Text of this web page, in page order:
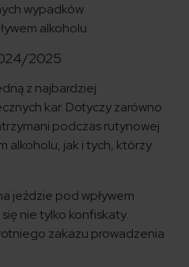
wypadków
alkoholu.
2025
z najbardziej
kar. Dotyczy zarówno
podczas rutynowej
alkoholu, jak i tych, którzy
jeździe pod wpływem
nie tylko konfiskaty
zakazu prowadzenia